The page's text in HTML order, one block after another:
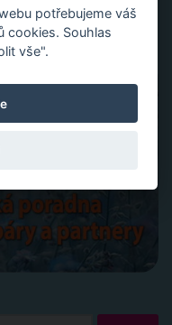
potřebujeme váš
cookies. Souhlas
vše".